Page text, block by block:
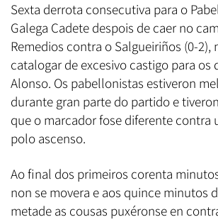
Sexta derrota consecutiva para o
Galega Cadete despois de caer no
Remedios contra o Salgueiriños (0-2),
catalogar de excesivo castigo para os
Alonso. Os pabellonistas estiveron
durante gran parte do partido e
que o marcador fose diferente contra
polo ascenso.
Ao final dos primeiros corenta
non se movera e aos quince minutos
metade as cousas puxéronse en